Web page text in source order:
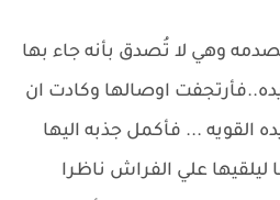
وهي لا تُصدق بأنه جاء بها
اوصالها وكادت ان
... فأكمل جذبه اليها
علي الفراش ناظرا